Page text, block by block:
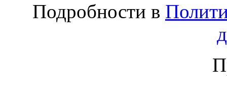
Подробности в